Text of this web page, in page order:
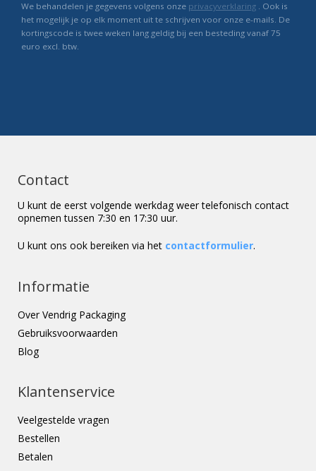
We behandelen je gegevens volgens onze privacyverklaring . Ook is
het mogelijk je op elk moment uit te schrijven voor onze e-mails. De
kortingscode is twee weken lang geldig bij een besteding vanaf 75
euro excl. btw.
Contact
U kunt de eerst volgende werkdag weer telefonisch contact
opnemen tussen 7:30 en 17:30 uur.
U kunt ons ook bereiken via het contactformulier.
Informatie
Over Vendrig Packaging
Gebruiksvoorwaarden
Blog
Klantenservice
Veelgestelde vragen
Bestellen
Betalen